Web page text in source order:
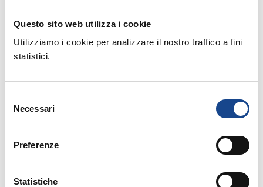
Questo sito web utilizza i cookie
Utilizziamo i cookie per analizzare il nostro traffico a fini
statistici.
delNecessari
Preferenze
Statistiche
Seminario di aggiornamento professionale
La cittadinanza italiana dopo la legge